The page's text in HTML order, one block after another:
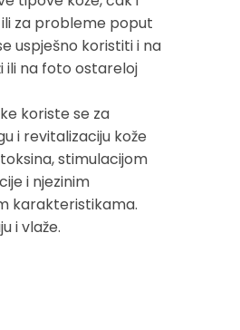
ili za probleme poput
uspješno koristiti i na
ili na foto ostareloj
koriste se za
i revitalizaciju kože
stimulacijom
i njezinim
karakteristikama.
i vlaže.